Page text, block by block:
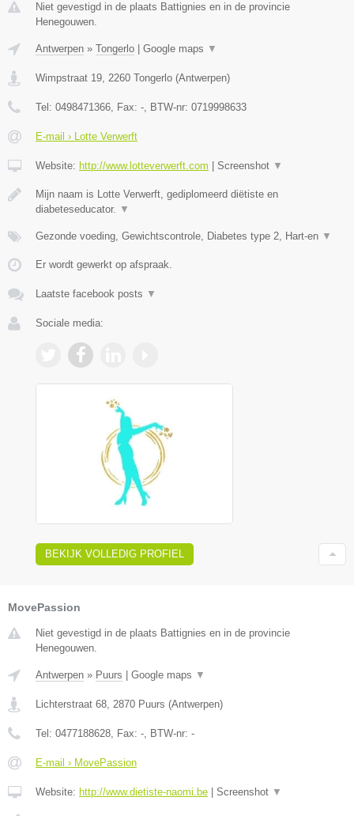
Niet gevestigd in de plaats Battignies en in de provincie
Henegouwen.
Antwerpen » Tongerlo Google maps ▼
Wimpstraat 19 2260 Tongerlo (Antwerpen)
Tel: 0498471366 , Fax: - , BTW-nr: 0719998633
E-mail › Lotte Verwerft
Website: http://www.lotteverwerft.com Screenshot ▼
Mijn naam is Lotte Verwerft, gediplomeerd diëtiste en
diabeteseducator.
▼
Gezonde voeding, Gewichtscontrole, Diabetes type 2, Hart-en ▼
Er wordt gewerkt op afspraak.
Laatste facebook posts ▼
Sociale media:
BEKIJK VOLLEDIG PROFIEL
MovePassion
Niet gevestigd in de plaats Battignies en in de provincie
Henegouwen.
Antwerpen » Puurs Google maps ▼
Lichterstraat 68, 2870 Puurs (Antwerpen)
Tel: 0477188628, Fax: -, BTW-nr: -
E-mail › MovePassion
Website: http://www.dietiste-naomi.be Screenshot ▼